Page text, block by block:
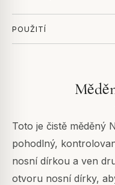
POUŽITÍ
Toto je čistě měděný
pohodlný,
nosní dírkou a ven
otvoru nosní dírky,